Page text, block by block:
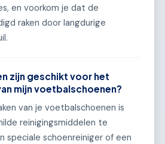
en voorkom je dat de
raken door langdurige
zijn geschikt voor het
mijn voetbalschoenen?
van je voetbalschoenen is
reinigingsmiddelen te
speciale schoenreiniger of een